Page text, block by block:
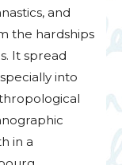
and
the hardships
It spread
into
in a